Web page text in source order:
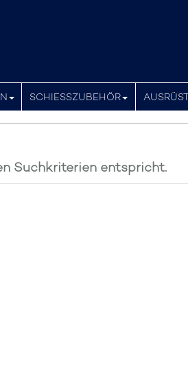
SCHIESSZUBEHÖR
Suchkriterien entspricht.